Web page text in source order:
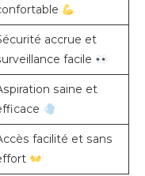
accrue et
facile
saine et
facilité et sans